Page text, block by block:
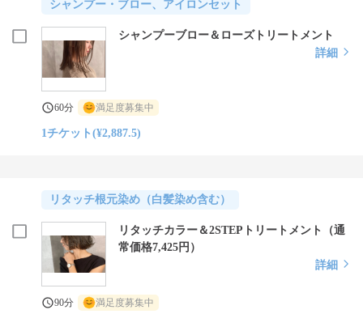
シャンプー・ブロー、アイロンセット
シャンプーブロー＆ローズトリートメント
詳細
60分 満足度募集中
1チケット(¥2,887.5)
リタッチ根元染め（白髪染め含む）
リタッチカラー＆2STEPトリートメント（通
常価格7,425円）
詳細
90分 満足度募集中